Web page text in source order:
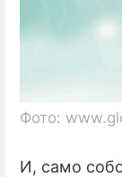
Фото:
И, само